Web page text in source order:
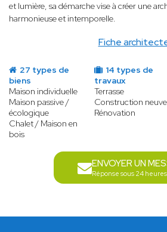
Fiche
et lumière, sa démarche vise à créer une
harmonieuse et intemporelle.
27 types de
biens
Maison individuelle
Maison passive /
écologique
Chalet / Maison en
bois
14 types de
travaux
Terrasse
Construction neuve
Rénovation
ENVOYER UN
Réponse sous 24 heures